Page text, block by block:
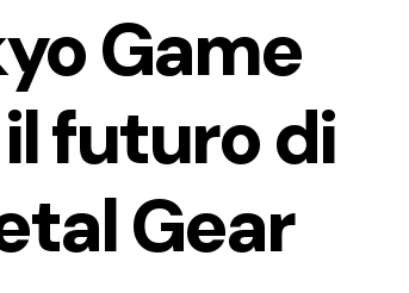
Game
futuro di
Gear